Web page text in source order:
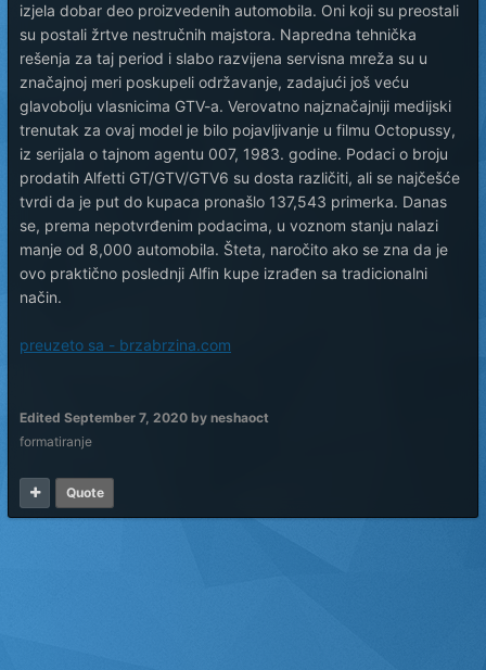
izjela dobar deo proizvedenih automobila. Oni koji su preostali
su postali žrtve nestručnih majstora. Napredna tehnička
rešenja za taj period i slabo razvijena servisna mreža su u
značajnoj meri poskupeli održavanje, zadajući još veću
glavobolju vlasnicima GTV-a. Verovatno najznačajniji medijski
trenutak za ovaj model je bilo pojavljivanje u filmu Octopussy,
iz serijala o tajnom agentu 007, 1983. godine. Podaci o broju
prodatih Alfetti GT/GTV/GTV6 su dosta različiti, ali se najčešće
tvrdi da je put do kupaca pronašlo 137,543 primerka. Danas
se, prema nepotvrđenim podacima, u voznom stanju nalazi
manje od 8,000 automobila. Šteta, naročito ako se zna da je
ovo praktično poslednji Alfin kupe izrađen sa tradicionalni
način.
preuzeto sa - brzabrzina.com
Edited September 7, 2020 by neshaoct
formatiranje
Quote